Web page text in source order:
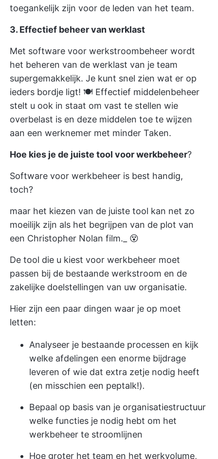
toegankelijk zijn voor de leden van het team.
3. Effectief beheer van werklast
Met software voor werkstroombeheer wordt
het beheren van de werklast van je team
supergemakkelijk. Je kunt snel zien wat er op
ieders bordje ligt! 🍽 Effectief middelenbeheer
stelt u ook in staat om vast te stellen wie
overbelast is en deze middelen toe te wijzen
aan een werknemer met minder Taken.
Hoe kies je de juiste tool voor werkbeheer?
Software voor werkbeheer is best handig,
toch?
maar het kiezen van de juiste tool kan net zo
moeilijk zijn als het begrijpen van de plot van
een Christopher Nolan film._ 😵
De tool die u kiest voor werkbeheer moet
passen bij de bestaande werkstroom en de
zakelijke doelstellingen van uw organisatie.
Hier zijn een paar dingen waar je op moet
letten:
Analyseer je bestaande processen en kijk
welke afdelingen een enorme bijdrage
leveren of wie dat extra zetje nodig heeft
(en misschien een peptalk!).
Bepaal op basis van je organisatiestructuur
welke functies je nodig hebt om het
werkbeheer te stroomlijnen
Hoe groter het team en het werkvolume,